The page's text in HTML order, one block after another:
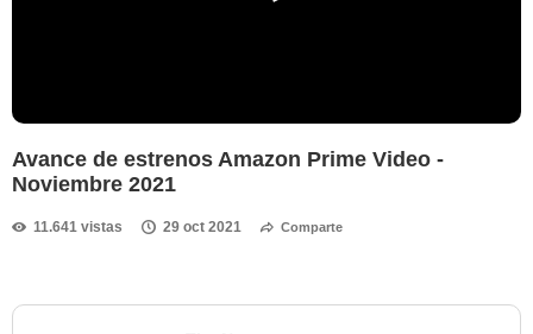
Avance de estrenos Amazon Prime Video -
Noviembre 2021
11.641 vistas 29 oct 2021 Comparte